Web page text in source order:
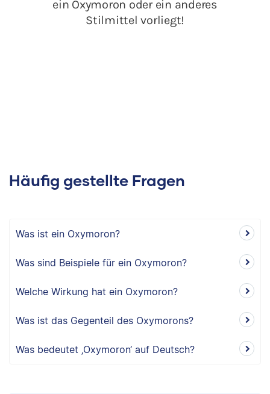
Häufig gestellte Fragen
Was ist ein Oxymoron?
Was sind Beispiele für ein Oxymoron?
Welche Wirkung hat ein Oxymoron?
Was ist das Gegenteil des Oxymorons?
Was bedeutet ‚Oxymoron‘ auf Deutsch?